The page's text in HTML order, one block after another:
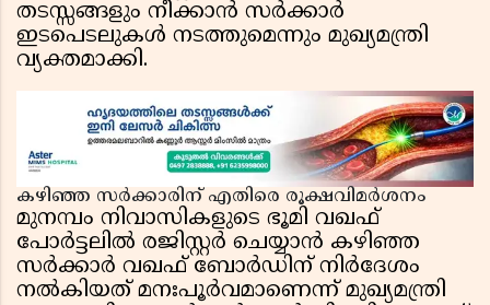
തടസ്സങ്ങളും നീക്കാൻ സർക്കാർ
ഇടപെടലുകൾ നടത്തുമെന്നും മുഖ്യമന്ത്രി
വ്യക്തമാക്കി.
കഴിഞ്ഞ സർക്കാരിന് എതിരെ രൂക്ഷവിമർശനം
മുനമ്പം നിവാസികളുടെ ഭൂമി വഖഫ്
പോർട്ടലിൽ രജിസ്റ്റർ ചെയ്യാൻ കഴിഞ്ഞ
സർക്കാർ വഖഫ് ബോർഡിന് നിർദേശം
നൽകിയത് മനഃപൂർവമാണെന്ന് മുഖ്യമന്ത്രി